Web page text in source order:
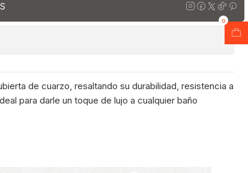
0
Carro
de cuarzo, resaltando su durabilidad, resistencia a
para darle un toque de lujo a cualquier baño